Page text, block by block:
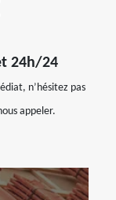
24h/24
n’hésitez pas
appeler.